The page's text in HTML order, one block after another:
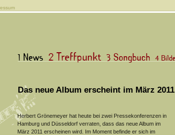
Das neue Album erscheint im März 2011
Herbert Grönemeyer hat heute bei zwei Pressekonferenzen in
Hamburg und Düsseldorf verraten, dass das neue Album im
März 2011 erscheinen wird. Im Moment befinde er sich im